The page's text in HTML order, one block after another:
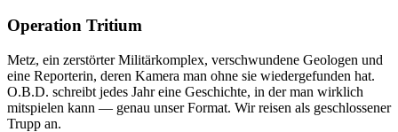
Operation Tritium
Metz, ein zerstörter Militärkomplex, verschwundene Geologen und
eine Reporterin, deren Kamera man ohne sie wiedergefunden hat.
O.B.D. schreibt jedes Jahr eine Geschichte, in der man wirklich
mitspielen kann — genau unser Format. Wir reisen als geschlossener
Trupp an.